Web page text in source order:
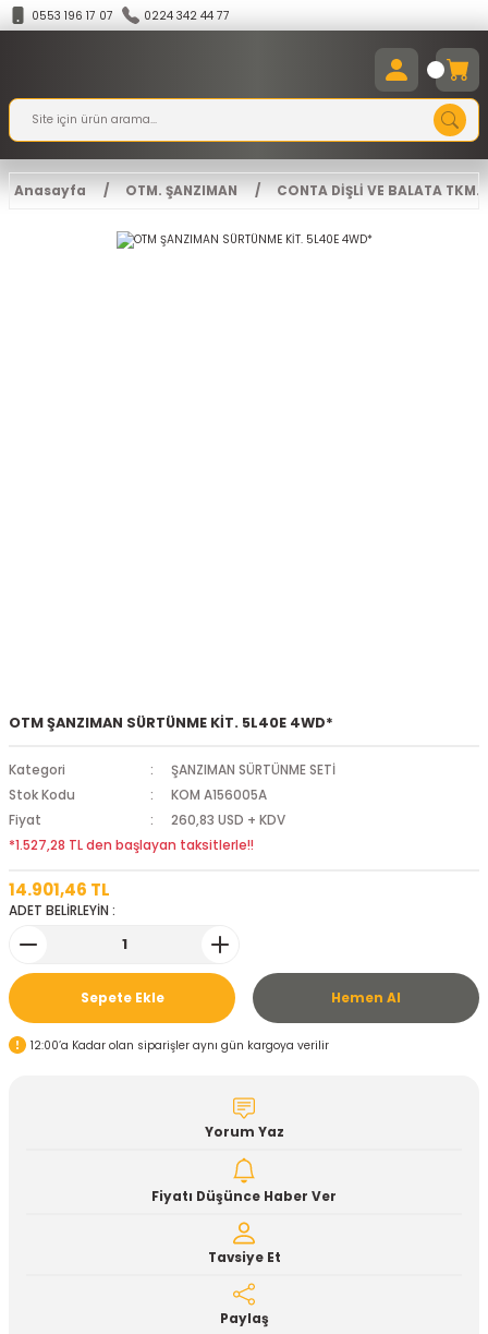
0553 196 17 07 0224 342 44 77
Anasayfa OTM. ŞANZIMAN CONTA DİŞLİ VE BALATA TKM.
OTM ŞANZIMAN SÜRTÜNME KİT. 5L40E 4WD*
Kategori
ŞANZIMAN SÜRTÜNME SETİ
Stok Kodu
KOM A156005A
Fiyat
260,83 USD + KDV
*1.527,28 TL den başlayan taksitlerle!!
14.901,46 TL
ADET BELİRLEYİN :
Sepete Ekle Hemen Al
12:00’a Kadar olan siparişler aynı gün kargoya verilir
Yorum Yaz
Fiyatı Düşünce Haber Ver
Tavsiye Et
Paylaş